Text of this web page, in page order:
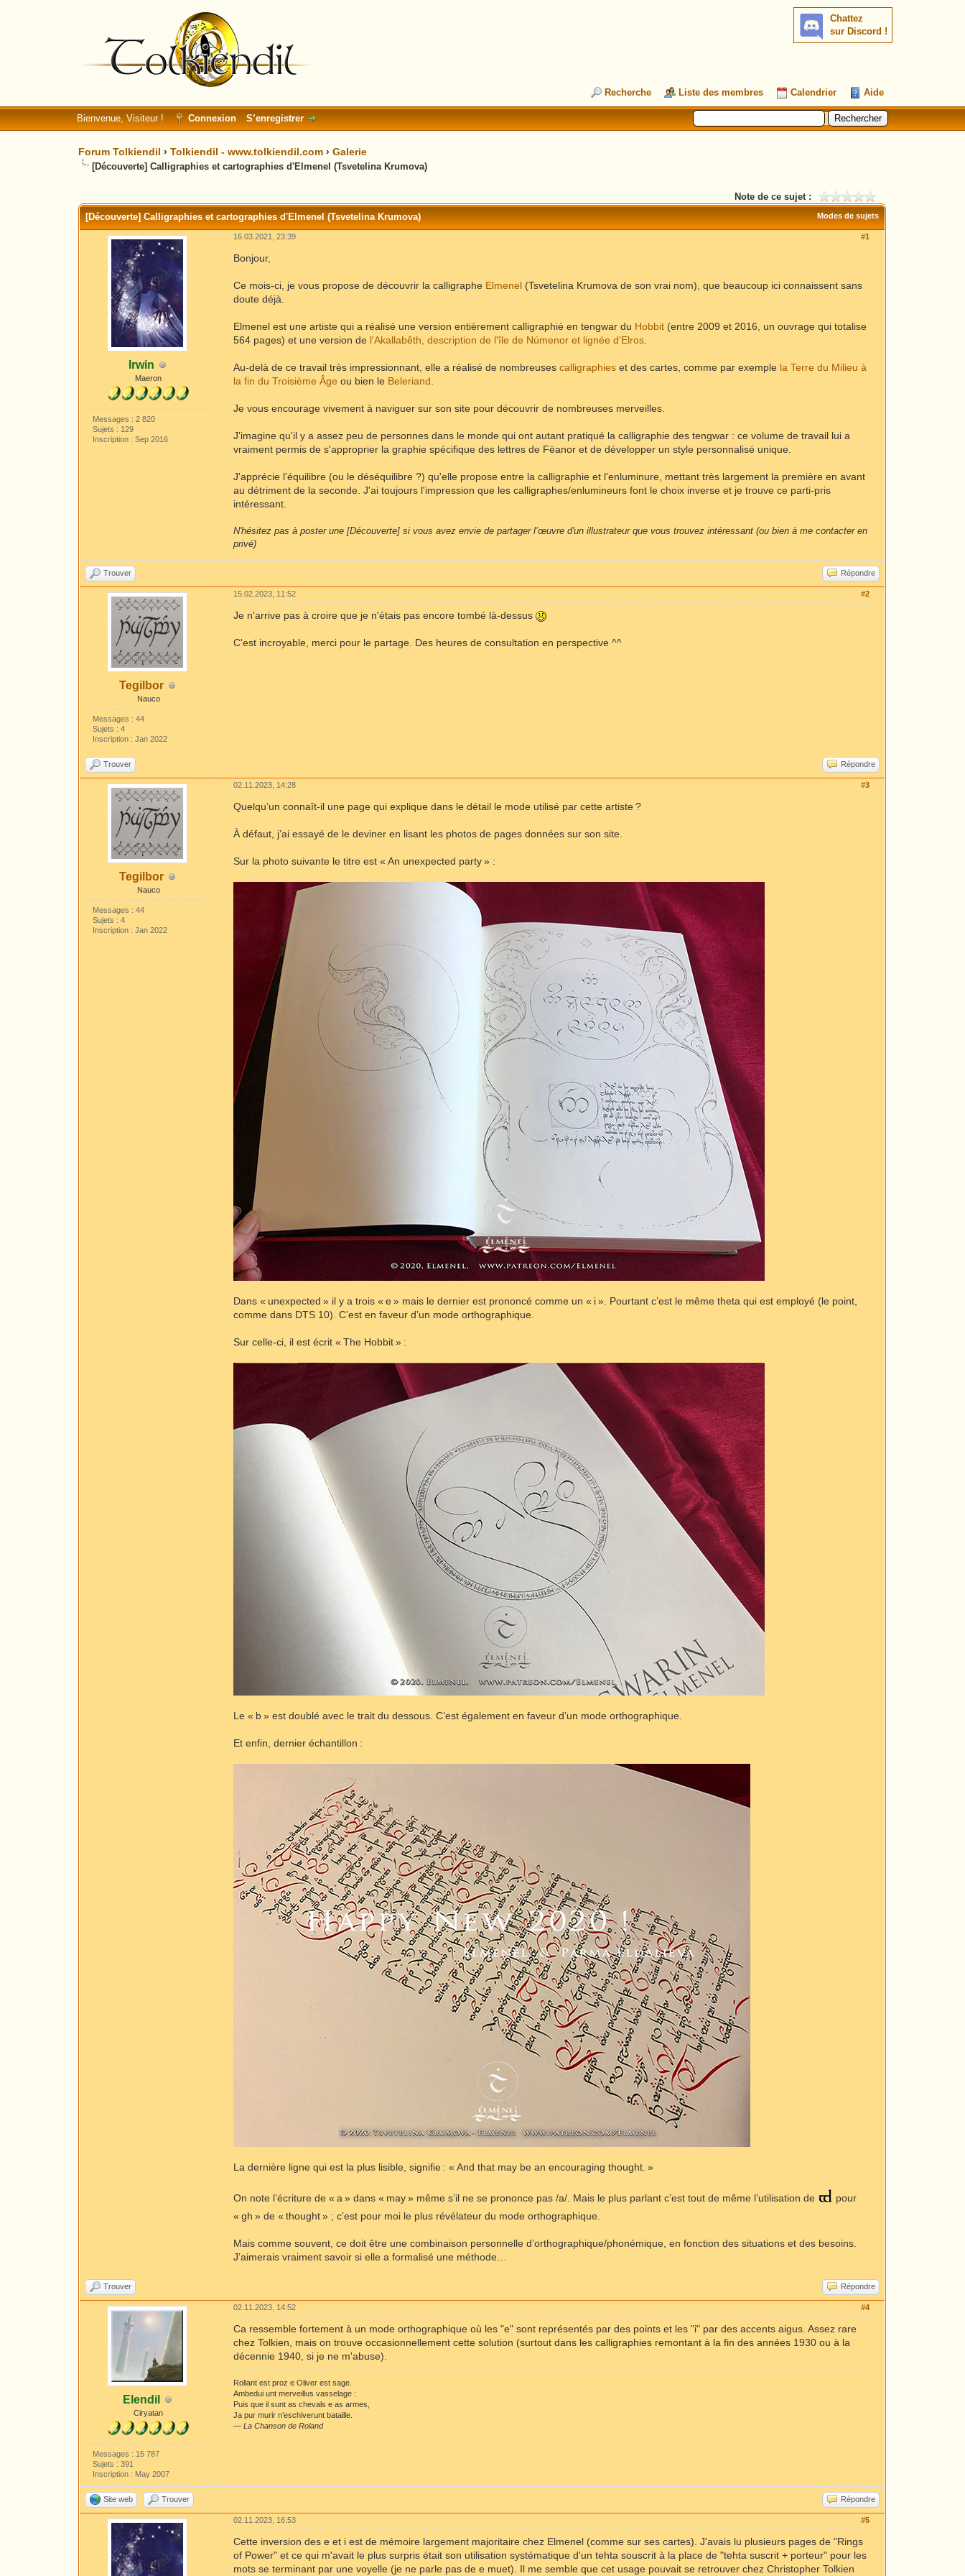
Chattez
sur Discord !
Recherche Liste des membres Calendrier Aide
Bienvenue, Visiteur ! Connexion S’enregistrer
Forum Tolkiendil ›Tolkiendil - www.tolkiendil.com ›Galerie
[Découverte] Calligraphies et cartographies d'Elmenel (Tsvetelina Krumova)
Note de ce sujet :
Modes de sujets
[Découverte] Calligraphies et cartographies d'Elmenel (Tsvetelina Krumova)
Irwin
Maeron
Messages : 2 820
Sujets : 129
Inscription : Sep 2016
#1
16.03.2021, 23:39
Bonjour,
Ce mois-ci, je vous propose de découvrir la calligraphe Elmenel (Tsvetelina Krumova de son vrai nom), que beaucoup ici connaissent sans
doute déjà.
Elmenel est une artiste qui a réalisé une version entièrement calligraphié en tengwar du Hobbit (entre 2009 et 2016, un ouvrage qui totalise
564 pages) et une version de l'Akallabêth, description de l'île de Númenor et lignée d'Elros
Au-delà de ce travail très impressionnant, elle a réalisé de nombreusescalligraphies et des cartes, comme par exemple la Terre du Milieu à
la fin du Troisième Âge ou bien le Beleriand
Je vous encourage vivement à naviguer sur son site pour découvrir de nombreuses merveilles.
J'imagine qu'il y a assez peu de personnes dans le monde qui ont autant pratiqué la calligraphie des tengwar : ce volume de travail lui a
vraiment permis de s'approprier la graphie spécifique des lettres de Fëanor et de développer un style personnalisé unique.
J'apprécie l'équilibre (ou le déséquilibre ?) qu'elle propose entre la calligraphie et l'enluminure, mettant très largement la première en avant
au détriment de la seconde. J'ai toujours l'impression que les calligraphes/enlumineurs font le choix inverse et je trouve ce parti-pris
intéressant.
N'hésitez pas à poster une [Découverte] si vous avez envie de partager l’œuvre d'un illustrateur que vous trouvez intéressant (ou bien à me contacter en
privé)
Trouver Répondre
Tegilbor
Nauco
Messages : 44
Sujets : 4
Inscription : Jan 2022
#2
15.02.2023, 11:52
Je n'arrive pas à croire que je n'étais pas encore tombé là-dessus
C'est incroyable, merci pour le partage. Des heures de consultation en perspective ^^
Trouver Répondre
Tegilbor
Nauco
Messages : 44
Sujets : 4
Inscription : Jan 2022
#3
02.11.2023, 14:28
Quelqu’un connaît-il une page qui explique dans le détail le mode utilisé par cette artiste ?
À défaut, j’ai essayé de le deviner en lisant les photos de pages données sur son site.
Sur la photo suivante le titre est « An unexpected party » :
Dans « unexpected » il y a trois « e » mais le dernier est prononcé comme un « i ». Pourtant c’est le même theta qui est employé (le point,
comme dans DTS 10). C’est en faveur d’un mode orthographique.
Sur celle-ci, il est écrit « The Hobbit » :
Le « b » est doublé avec le trait du dessous. C’est également en faveur d’un mode orthographique.
Et enfin, dernier échantillon :
La dernière ligne qui est la plus lisible, signifie : « And that may be an encouraging thought. »
On note l’écriture de « a » dans « may » même s’il ne se prononce pas /a/. Mais le plus parlant c’est tout de même l’utilisation de
pour
« gh » de « thought » ; c’est pour moi le plus révélateur du mode orthographique.
Mais comme souvent, ce doit être une combinaison personnelle d’orthographique/phonémique, en fonction des situations et des besoins.
J’aimerais vraiment savoir si elle a formalisé une méthode…
Trouver Répondre
Elendil
Ciryatan
Messages : 15 787
Sujets : 391
Inscription : May 2007
#4
02.11.2023, 14:52
Ca ressemble fortement à un mode orthographique où les "e" sont représentés par des points et les "i" par des accents aigus. Assez rare
chez Tolkien, mais on trouve occasionnellement cette solution (surtout dans les calligraphies remontant à la fin des années 1930 ou à la
décennie 1940, si je ne m'abuse).
Rollant est proz e Oliver est sage.
Ambedui unt merveillus vasselage :
Puis que il sunt as chevals e as armes,
Ja pur murir n’eschiverunt bataille.
—La Chanson de Roland
Site web Trouver Répondre
#5
02.11.2023, 16:53
Cette inversion des e et i est de mémoire largement majoritaire chez Elmenel (comme sur ses cartes). J'avais lu plusieurs pages de "Rings
of Power" et ce qui m'avait le plus surpris était son utilisation systématique d'un tehta souscrit à la place de "tehta suscrit + porteur" pour les
mots se terminant par une voyelle (je ne parle pas de e muet). Il me semble que cet usage pouvait se retrouver chez Christopher Tolkien